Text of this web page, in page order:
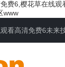
费6,樱花草在线观
www
看高清免费6未来